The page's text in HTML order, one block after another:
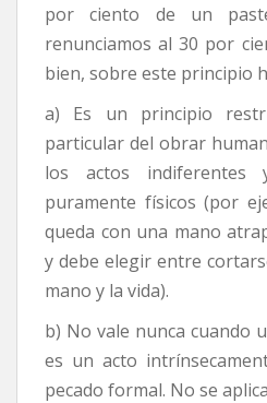
por ciento de un
renunciamos al 30 por
bien, sobre este principio
a) Es un principio
particular del obrar
los actos
puramente físicos (por
queda con una mano
y debe elegir entre
mano y la vida).
b) No vale nunca cuando
es un acto
pecado formal. No se